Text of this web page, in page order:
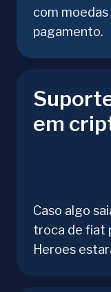
com
pagamento.
em
Caso algo
troca de fiat
Heroes